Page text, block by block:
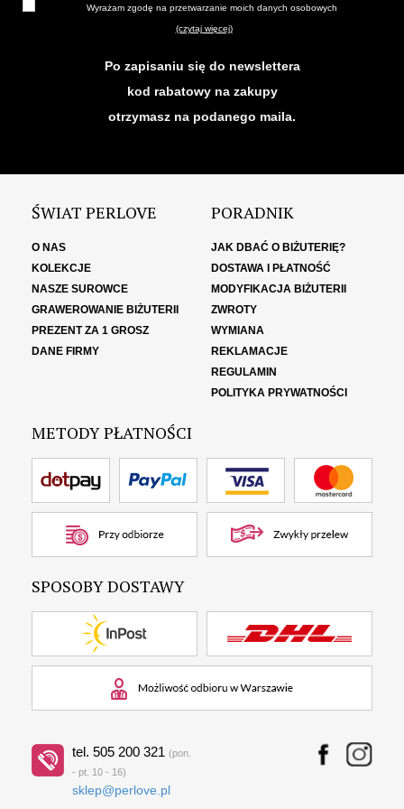
Wyrażam zgodę na przetwarzanie moich danych osobowych
(czytaj więcej)
Po zapisaniu się do newslettera
kod rabatowy na zakupy
otrzymasz na podanego maila.
ŚWIAT PERLOVE
O NAS
KOLEKCJE
NASZE SUROWCE
GRAWEROWANIE BIŻUTERII
PREZENT ZA 1 GROSZ
DANE FIRMY
PORADNIK
JAK DBAĆ O BIŻUTERIĘ?
DOSTAWA I PŁATNOŚĆ
MODYFIKACJA BIŻUTERII
ZWROTY
WYMIANA
REKLAMACJE
REGULAMIN
POLITYKA PRYWATNOŚCI
METODY PŁATNOŚCI
SPOSOBY DOSTAWY
tel. 505 200 321 (pon.
- pt. 10 - 16)
sklep@perlove.pl